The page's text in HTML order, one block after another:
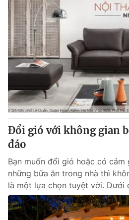
Đổi gió với không gian
đáo
Bạn muốn đổi gió hoặc có cảm
những bữa ăn trong nhà thì
là một lựa chọn tuyệt vời. Dưới